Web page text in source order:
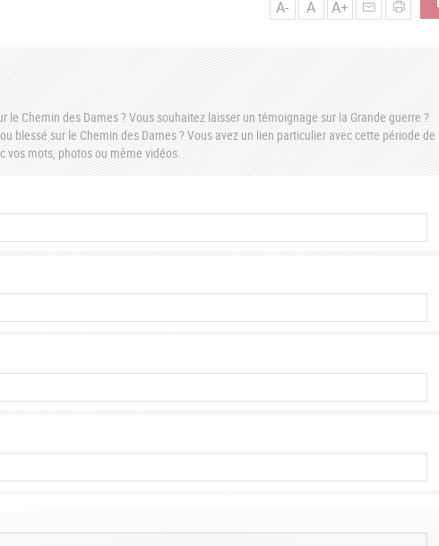
A- A A+
Chemin des Dames ? Vous souhaitez laisser un témoignage sur la Grande guerre ?
blessé sur le Chemin des Dames ? Vous avez un lien particulier avec cette période de
vos mots, photos ou même vidéos.